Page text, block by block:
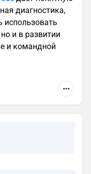
диагностика,
использовать
и в развитии
и командной